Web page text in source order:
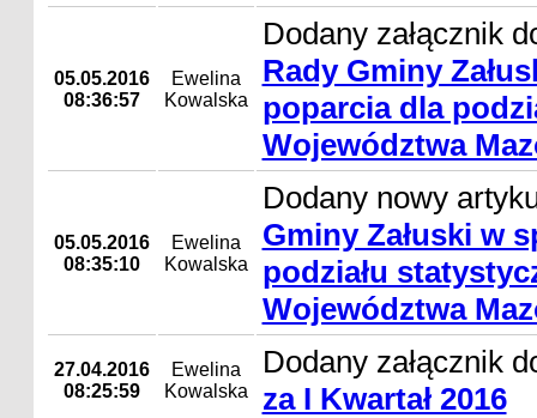
05.05.2016
08:36:57
Ewelina
Kowalska
Dodany załącznik
Rady Gminy
poparcia dla
Województwa
05.05.2016
08:35:10
Ewelina
Kowalska
Dodany nowy
Gminy Załuski w
podziału
Województwa
27.04.2016
08:25:59
Ewelina
Kowalska
Dodany załącznik
za I Kwartał 2016